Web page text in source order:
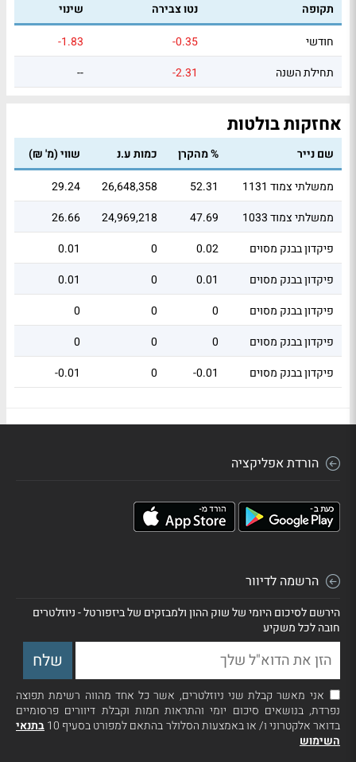
תקופה נטו צבירה
שינוי
חודשי
-0.35
-1.83
תחילת השנה
-2.31
--
אחזקות בולטות
שם נייר % מהקרן כמות ע.נ
שווי (מ' ₪)
ממשלתי צמוד 1131
52.31
26,648,358
29.24
ממשלתי צמוד 1033
47.69
24,969,218
26.66
פיקדון בבנק מסוים
0.02
0
0.01
פיקדון בבנק מסוים
0.01
0
0.01
פיקדון בבנק מסוים
0
0
0
פיקדון בבנק מסוים
0
0
0
פיקדון בבנק מסוים
-0.01
0
-0.01
הורדת אפליקציה
הרשמה לדיוור
הירשם לסיכום היומי של שוק ההון ולמבזקים של ביזפורטל - ניוזלטרים
חובה לכל משקיע
אני מאשר קבלת שני ניוזלטרים, אשר כל אחד מהווה רשימת תפוצה
נפרדת, בנושאים סיכום יומי והתראות חמות וקבלת דיוורים פרסומיים
בדואר אלקטרוני ו/ או באמצעות הסלולר בהתאם למפורט בסעיף 10
בתנאי
השימוש